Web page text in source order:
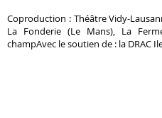
Coproduction : Théâtre Vidy-
La Fonderie (Le Mans), La
champAvec le soutien de : la DRAC